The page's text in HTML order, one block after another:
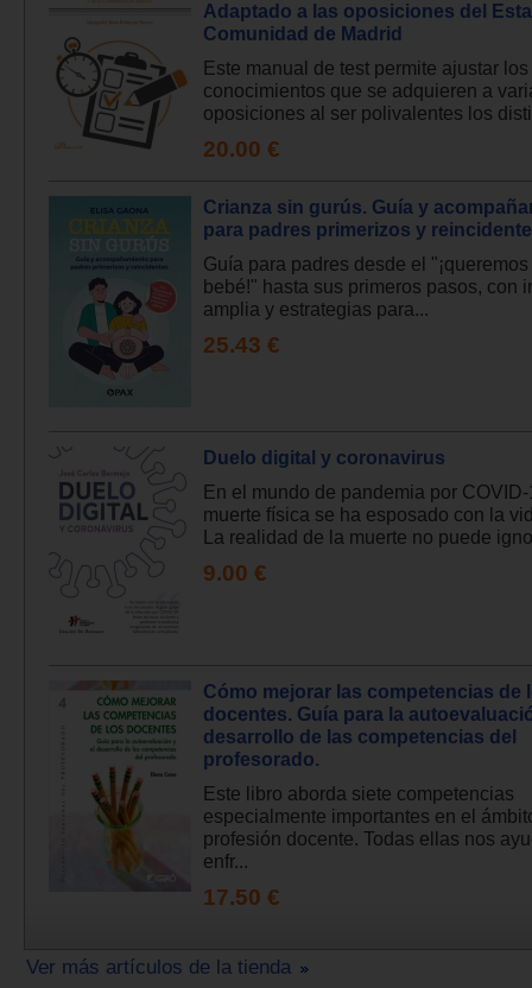
Adaptado a las oposiciones del
Comunidad de Madrid
Este manual de test permite ajustar los
conocimientos que se adquieren a
oposiciones al ser polivalentes los
20.00 €
Crianza sin gurús. Guía y
para padres primerizos y
Guía para padres desde el
bebé!" hasta sus primeros pasos, con
amplia y estrategias para...
25.43 €
Duelo digital y coronavirus
En el mundo de pandemia por
muerte física se ha esposado con la
La realidad de la muerte no puede
9.00 €
Cómo mejorar las competencias de
docentes. Guía para la
desarrollo de las competencias del
profesorado.
Este libro aborda siete competencias
especialmente importantes en el
profesión docente. Todas ellas nos
enfr...
17.50 €
Ver más artículos de la tienda